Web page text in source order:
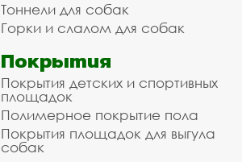
Тоннели для собак
Горки и слалом для собак
Покрытия
Покрытия детских и спортивных
площадок
Полимерное покрытие пола
Покрытия площадок для выгула
собак